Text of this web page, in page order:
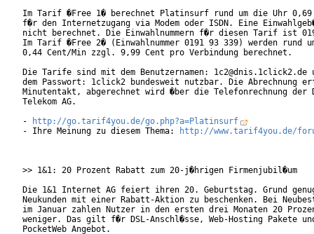
Im Tarif �Free 1� berechnet Platinsurf rund um die Uhr 0,69
f�r den Internetzugang via Modem oder ISDN. Eine
nicht berechnet. Die Einwahlnummern f�r diesen Tarif ist
Im Tarif �Free 2� (Einwahlnummer 0191 93 339) werden rund
0,44 Cent/Min zzgl. 9,99 Cent pro Verbindung berechnet.
Die Tarife sind mit dem Benutzernamen: 1c2@dnis.1click2.de
dem Passwort: 1click2 bundesweit nutzbar. Die Abrechnung
Minutentakt, abgerechnet wird �ber die Telefonrechnung der
Telekom AG.
-
http://go.tarif4you.de/go.php?a=Platinsurf
- Ihre Meinung zu diesem Thema:
http://www.tarif4you.de/
>> 1&1: 20 Prozent Rabatt zum 20-j�hrigen Firmenjubil�um
Die 1&1 Internet AG feiert ihren 20. Geburtstag. Grund
Neukunden mit einer Rabatt-Aktion zu beschenken. Bei
im Januar zahlen Nutzer in den ersten drei Monaten 20
weniger. Das gilt f�r DSL-Anschl�sse, Web-Hosting Pakete
PocketWeb Angebot.